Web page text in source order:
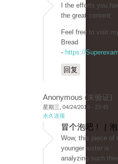
I the efforts you
the great content.
Feel free to visit
Bread
- https://
回复
Anonymous (未验证)
星期三, 04/24/2019 - 23:45
永久连接
冒个泡吧！ |
Wow, this piece of
younger sister is
analyzing such